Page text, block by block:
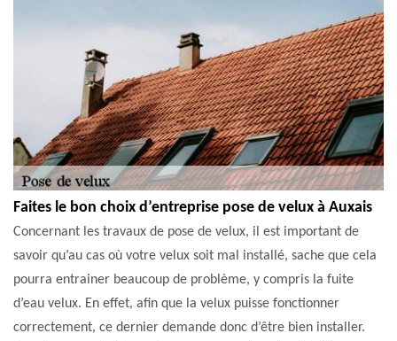
Faites le bon choix d’entreprise pose de velux à Auxais
Concernant les travaux de pose de velux, il est important de
savoir qu’au cas où votre velux soit mal installé, sache que cela
pourra entrainer beaucoup de problème, y compris la fuite
d’eau velux. En effet, afin que la velux puisse fonctionner
correctement, ce dernier demande donc d’être bien installer.